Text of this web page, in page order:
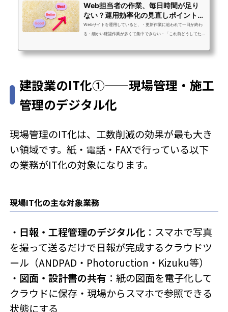
Web担当者の作業、毎日時間が足り
ない？運用効率化の見直しポイント4
選
Webサイトを運用していると、・更新作業に追われて一日が終わ
る・細かい確認作業が多くて集中できない・「これ前どうしてた
を導入しなくても、運用のやり方を少し見直すだけで、作業時間
ます。1. 更新作業が早くなる「ページ設計の型」を先に作るペー
ジ更新や記事追加のたびに、 ・構成を一から考える・SEO要素を
入れ忘れる・人によって内容の...
建設業のIT化①——現場管理・施工
管理のデジタル化
現場管理のIT化は、工数削減の効果が最も大き
い領域です。紙・電話・FAXで行っている以下
の業務がIT化の対象になります。
現場IT化の主な対象業務
・ 日報・工程管理のデジタル化 ：スマホで写真
を撮って送るだけで日報が完成するクラウドツ
ール（ANDPAD・Photoruction・Kizuku等）
・ 図面・設計書の共有 ：紙の図面を電子化して
クラウドに保存・現場からスマホで参照できる
状態にする